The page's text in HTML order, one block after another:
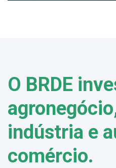
O BRDE
indústria e
comércio.